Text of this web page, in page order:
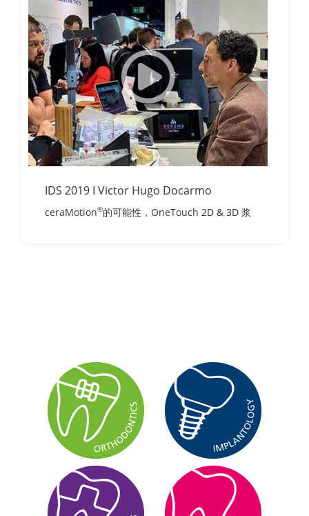
IDS 2019 I Victor Hugo Docarmo
ceraMotion®的可能性，OneTouch 2D & 3D 浆